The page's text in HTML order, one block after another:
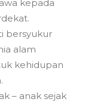
kepada
bersyukur
alam
kehidupan
– anak sejak